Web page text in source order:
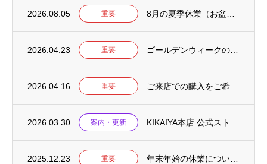
2026.08.05 重要
2026.04.23 重要
2026.04.16 重要
2026.03.30 案内・更新
2025.12.23 重要